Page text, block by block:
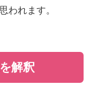
われます。
解釈